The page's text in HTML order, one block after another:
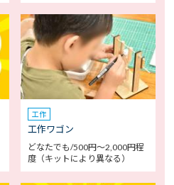
工作
工作ワゴン
どなたでも/500円～2,000円程
度（キットにより異なる）